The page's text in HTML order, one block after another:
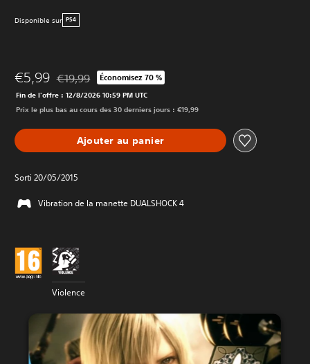
Disponible sur PS4
€5,99 Remise par rapport au prix d'origine de €19,99
€19,99 Économisez 70 %
Fin de l'offre : 12/8/2026 10:59 PM UTC
Prix le plus bas au cours des 30 derniers jours : €19,99
Ajouter au panier
Sorti 20/05/2015
Vibration de la manette DUALSHOCK 4
Violence